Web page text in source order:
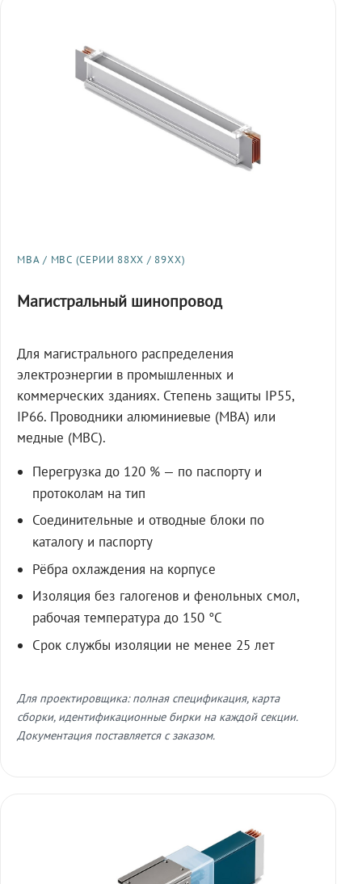
МВА / МВС (СЕРИИ 88XX / 89XX)
Магистральный шинопровод
Для магистрального распределения
электроэнергии в промышленных и
коммерческих зданиях. Степень защиты IP55,
IP66. Проводники алюминиевые (МВА) или
медные (МВС).
Перегрузка до 120 % — по паспорту и
протоколам на тип
Соединительные и отводные блоки по
каталогу и паспорту
Рёбра охлаждения на корпусе
Изоляция без галогенов и фенольных смол,
рабочая температура до 150 °C
Срок службы изоляции не менее 25 лет
Для проектировщика: полная спецификация, карта
сборки, идентификационные бирки на каждой секции.
Документация поставляется с заказом.